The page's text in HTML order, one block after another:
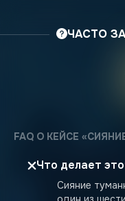
ЧАСТО
FAQ О КЕЙСЕ
Что делает
Сияние